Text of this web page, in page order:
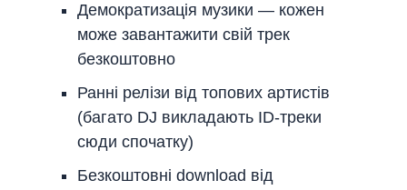
Демократизація музики — кожен
може завантажити свій трек
безкоштовно
Ранні релізи від топових артистів
(багато DJ викладають ID-треки
сюди спочатку)
Безкоштовні download від